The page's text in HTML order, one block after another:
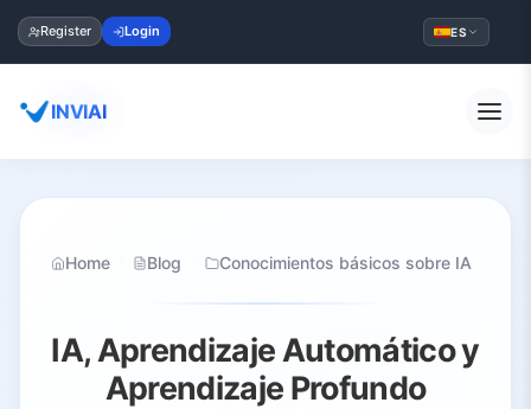
Register Login ES
INVIAI
Home Blog Conocimientos básicos sobre IA
IA, Aprendizaje Automático y
Aprendizaje Profundo